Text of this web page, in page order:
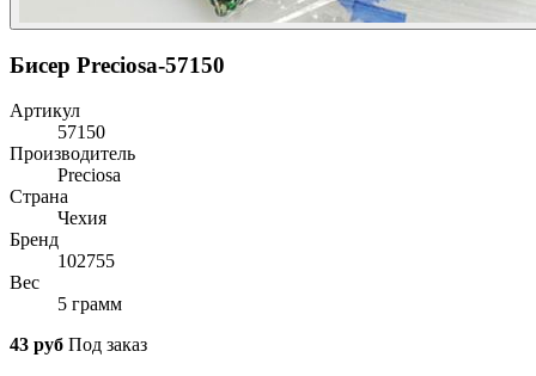
Бисер Preciosa-57150
Артикул
57150
Производитель
Preciosa
Страна
Чехия
Бренд
102755
Вес
5 грамм
43 руб Под заказ